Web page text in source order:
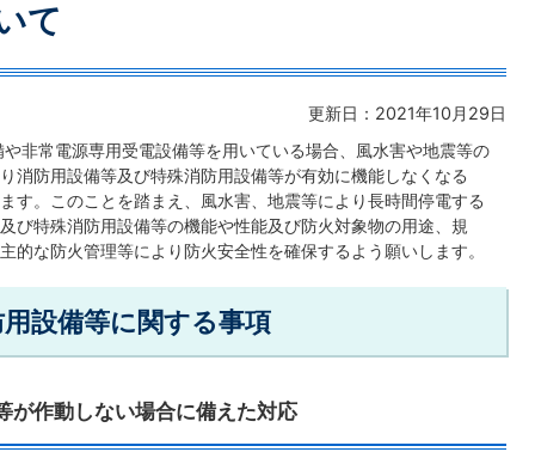
て
更新日：2021年10月29日
非常電源専用受電設備等を用いている場合、風水害や地震等の
消防用設備等及び特殊消防用設備等が有効に機能しなくなる
す。このことを踏まえ、風水害、地震等により長時間停電する
び特殊消防用設備等の機能や性能及び防火対象物の用途、規
的な防火管理等により防火安全性を確保するよう願いします。
設備等に関する事項
が作動しない場合に備えた対応